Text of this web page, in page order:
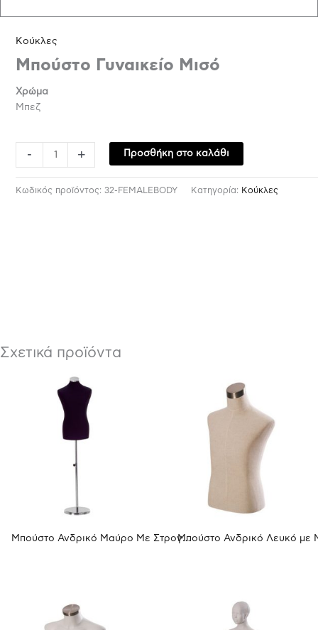
Κούκλες
Μπούστο Γυναικείο Μισό
Χρώμα
Μπεζ
- + Προσθήκη στο καλάθι
Κωδικός προϊόντος:32-FEMALEBODY Κατηγορία: Κούκλες
Σχετικά προϊόντα
Μπούστο Ανδρικό Μαύρο Με Στρογγυλή Μεταλλική Βάση